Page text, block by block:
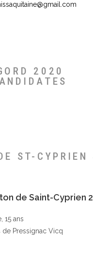
2020
ST-
de Saint-Cyprien
15 ans
de Pressignac Vicq